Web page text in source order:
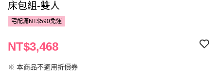
床包組-雙人
宅配滿NT$590免運
NT$3,468
※ 本商品不適用折價券